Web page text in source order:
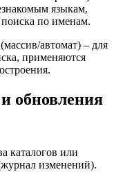
языкам,
поиска по именам.
(массив/автомат) – для
применяются
обновления
каталогов или
изменений).